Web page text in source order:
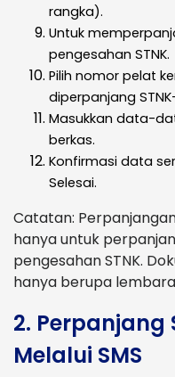
rangka).
Untuk
pengesahan STNK.
Pilih nomor pelat
diperpanjang
Masukkan data-
berkas.
Konfirmasi data
Selesai.
Catatan: Perpanjangan
hanya untuk
pengesahan STNK.
hanya berupa
2. Perpanjang
Melalui SMS